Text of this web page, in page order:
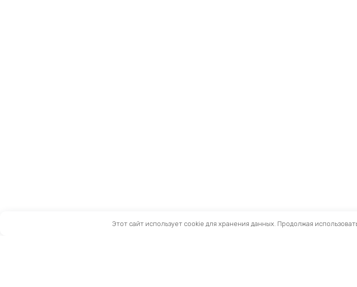
Этот сайт использует cookie для хранения данных. Продолжая